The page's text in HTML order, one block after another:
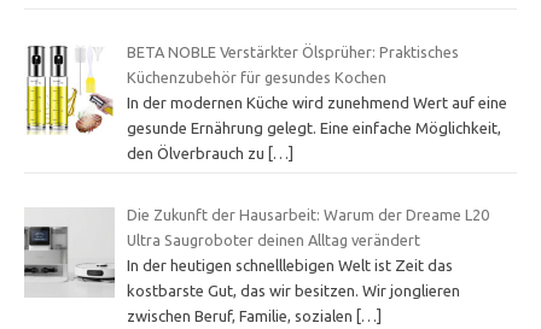
BETA NOBLE Verstärkter Ölsprüher: Praktisches
Küchenzubehör für gesundes Kochen
In der modernen Küche wird zunehmend Wert auf eine
gesunde Ernährung gelegt. Eine einfache Möglichkeit,
den Ölverbrauch zu
[…]
Die Zukunft der Hausarbeit: Warum der Dreame L20
Ultra Saugroboter deinen Alltag verändert
In der heutigen schnelllebigen Welt ist Zeit das
kostbarste Gut, das wir besitzen. Wir jonglieren
zwischen Beruf, Familie, sozialen
[…]